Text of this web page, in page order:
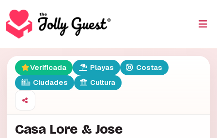
Verificada Playas
Costas
Ciudades
Cultura
Casa Lore & Jose